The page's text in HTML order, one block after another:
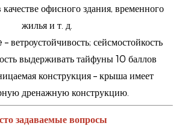
качестве офисного здания, временного
жилья и т. д.
сейсмостойкость
выдерживать тайфуны 10 баллов
конструкция – крыша имеет
дренажную конструкцию.
задаваемые вопросы